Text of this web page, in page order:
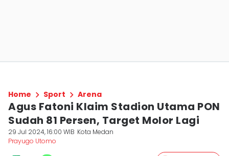
Home Sport Arena
Agus Fatoni Klaim Stadion Utama PON
Sudah 81 Persen, Target Molor Lagi
29 Jul 2024, 16:00 WIB Kota Medan
Prayugo Utomo